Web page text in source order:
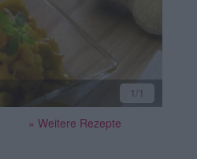
1/1
» Weitere Rezepte